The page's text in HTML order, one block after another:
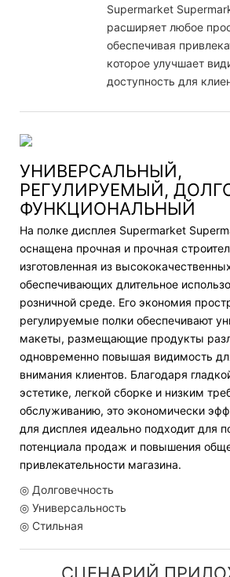
Supermarket
расширяет любое
обеспечивая
которое улучшает
доступность для
УНИВЕРСАЛЬНЫЙ,
РЕГУЛИРУЕМЫЙ,
ФУНКЦИОНАЛЬНЫЙ
На полке дисплея Supermarket
оснащена прочная и прочная
изготовленная из
обеспечивающих длительное
розничной среде. Его экономия
регулируемые полки обеспечивают
макеты, размещающие продукты
одновременно повышая видимость
внимания клиентов. Благодаря
эстетике, легкой сборке и низким
обслуживанию, это экономически
для дисплея идеально подходит для
потенциала продаж и повышения
привлекательности магазина.
◎ Долговечность
◎ Универсальность
◎ Стильная